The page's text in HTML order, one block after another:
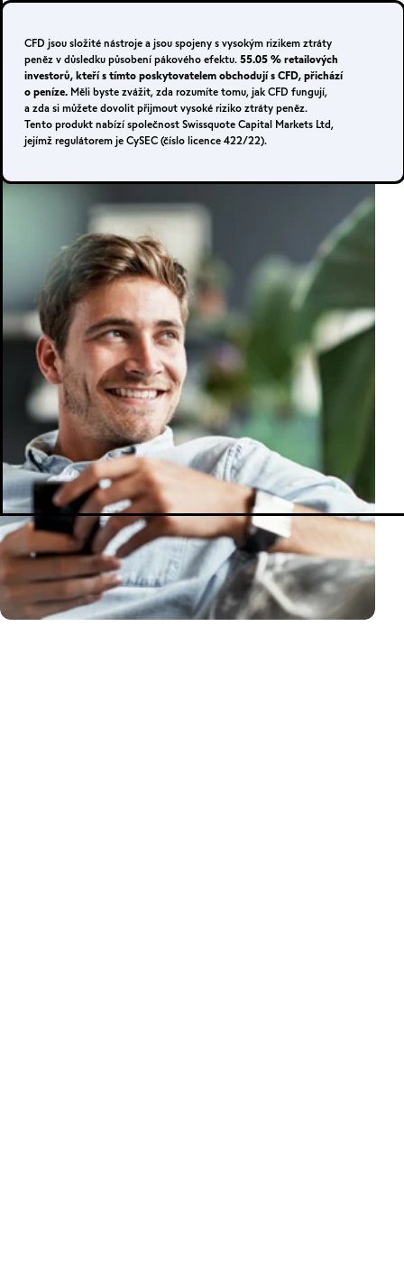
CFD jsou složité nástroje a jsou spojeny s vysokým rizikem ztráty
peněz v důsledku působení pákového efektu. 55.05 % retailových
investorů, kteří s tímto poskytovatelem obchodují s CFD, přichází
o peníze. Měli byste zvážit, zda rozumíte tomu, jak CFD fungují,
a zda si můžete dovolit přijmout vysoké riziko ztráty peněz.
Tento produkt nabízí společnost Swissquote Capital Markets Ltd,
jejímž regulátorem je CySEC (číslo licence 422/22).
Přihlášení
Ostrý účet
METATRADER 4 A
5
MetaTrader 4
MetaTrader 5
Registrace
SPOJTE SE S NÁMI.